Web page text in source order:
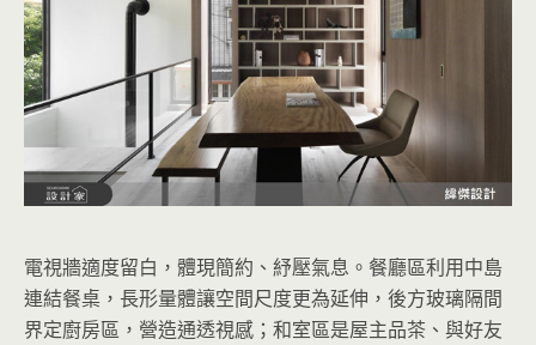
電視牆適度留白，體現簡約、紓壓氣息。餐廳區利用中島
連結餐桌，長形量體讓空間尺度更為延伸，後方玻璃隔間
界定廚房區，營造通透視感；和室區是屋主品茶、與好友